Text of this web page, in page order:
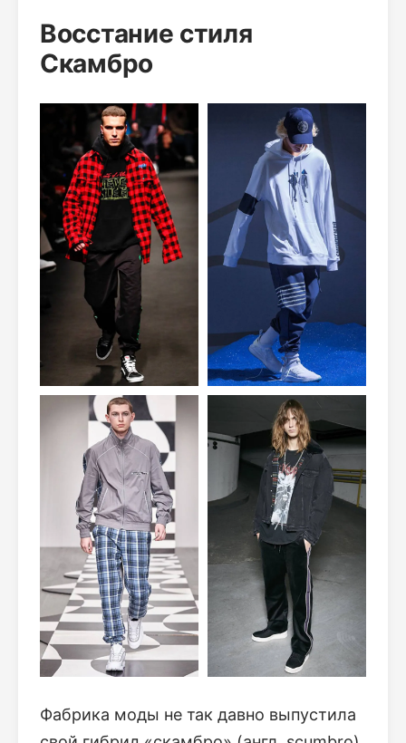
Восстание стиля
Скамбро
Фабрика моды не так давно выпустила